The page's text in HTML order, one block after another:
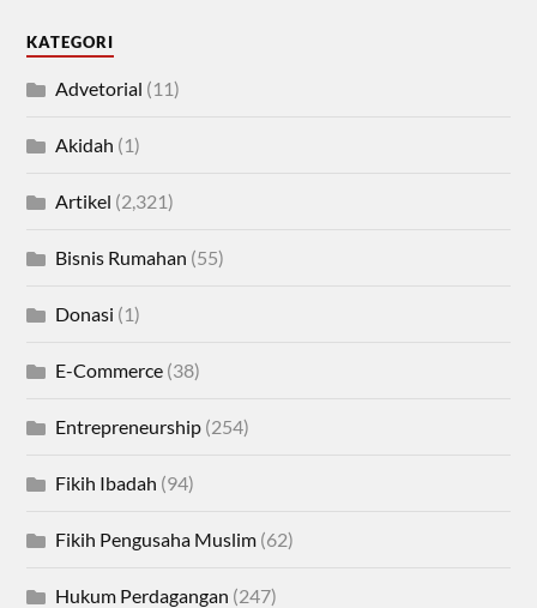
KATEGORI
Advetorial (11)
Akidah (1)
Artikel (2,321)
Bisnis Rumahan (55)
Donasi (1)
E-Commerce (38)
Entrepreneurship (254)
Fikih Ibadah (94)
Fikih Pengusaha Muslim (62)
Hukum Perdagangan (247)